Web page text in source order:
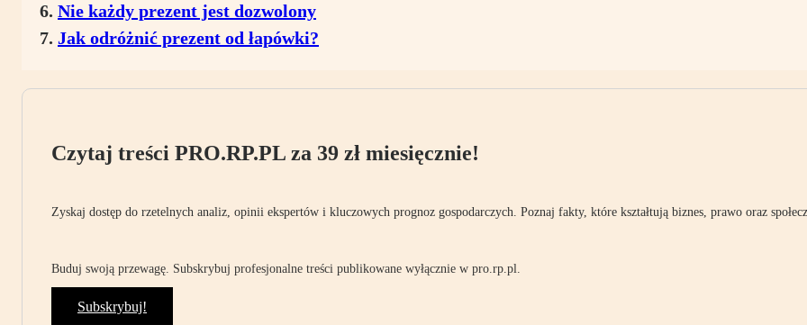
Nie każdy prezent jest dozwolony
Jak odróżnić prezent od łapówki?
Czytaj treści PRO.RP.PL za 39 zł miesięcznie!
Zyskaj dostęp do rzetelnych analiz, opinii ekspertów i kluczowych prognoz gospodarczych. Poznaj fakty, które kształtują biznes, prawo oraz
Buduj swoją przewagę. Subskrybuj profesjonalne treści publikowane wyłącznie w pro.rp.pl.
Subskrybuj!